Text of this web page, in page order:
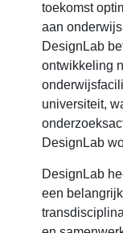
toekomst
aan
DesignLab
ontwikkeling
universiteit,
DesignLab
DesignLab
een